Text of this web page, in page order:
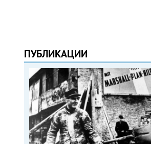
ПУБЛИКАЦИИ